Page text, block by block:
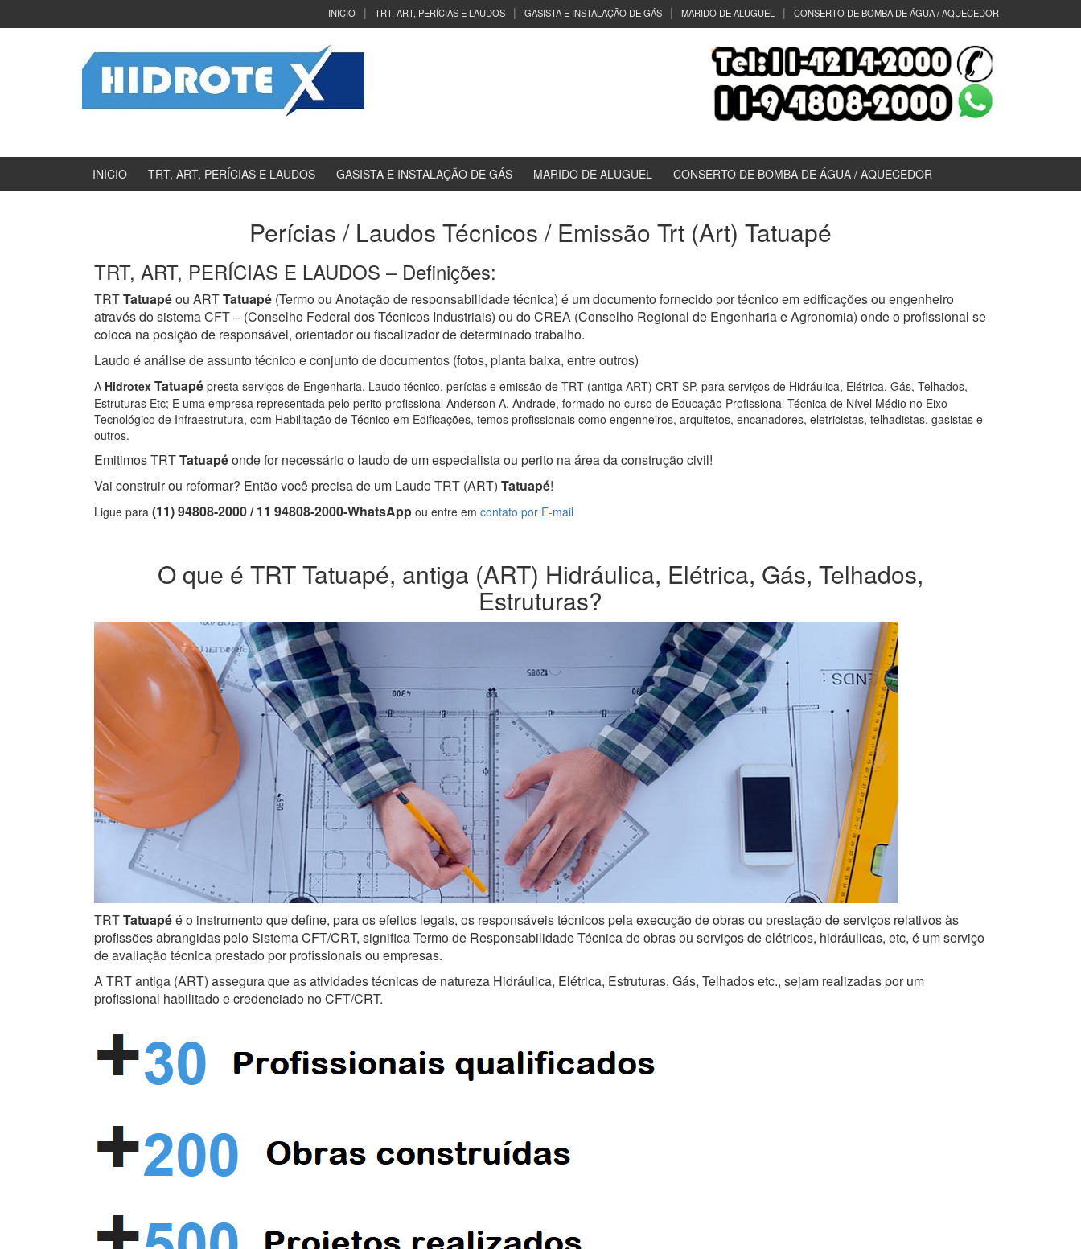
INICIO TRT, ART, PERÍCIAS E LAUDOS GASISTA E INSTALAÇÃO DE GÁS MARIDO DE ALUGUEL CONSERTO DE BOMBA DE ÁGUA / AQUECEDOR
INICIO TRT, ART, PERÍCIAS E LAUDOS GASISTA E INSTALAÇÃO DE GÁS MARIDO DE ALUGUEL CONSERTO DE BOMBA DE ÁGUA / AQUECEDOR
Perícias / Laudos Técnicos / Emissão Trt (Art) Tatuapé
TRT, ART, PERÍCIAS E LAUDOS – Definições:
TRTTatuapéou ARTTatuapé (Termo ou Anotação de responsabilidade técnica) é um documento fornecido por técnico em edificações ou engenheiro
através do sistema CFT – (Conselho Federal dos Técnicos Industriais) ou do CREA (Conselho Regional de Engenharia e Agronomia) onde o profissional se
coloca na posição de responsável, orientador ou fiscalizador de determinado trabalho.
Laudo é análise de assunto técnico e conjunto de documentos (fotos, planta baixa, entre outros)
A Hidrotex Tatuapé presta serviços de Engenharia, Laudo técnico, perícias e emissão de TRT (antiga ART) CRT SP, para serviços de Hidráulica, Elétrica, Gás, Telhados,
Estruturas Etc; E uma empresa representada pelo perito profissional Anderson A. Andrade, formado no curso de Educação Profissional Técnica de Nível Médio no Eixo
Tecnológico de Infraestrutura, com Habilitação de Técnico em Edificações, temos profissionais como engenheiros, arquitetos, encanadores, eletricistas, telhadistas, gasistas e
outros.
Emitimos TRTTatuapéonde for necessário o laudo de um especialista ou perito na área da construção civil!
Vai construir ou reformar? Então você precisa de um Laudo TRT (ART) Tatuapé!
Ligue para (11) 94808-2000 / 11 94808-2000-WhatsApp ou entre em contato por E-mail
O que é TRT Tatuapé, antiga (ART) Hidráulica, Elétrica, Gás, Telhados,
Estruturas?
TRTTatuapéé o instrumento que define, para os efeitos legais, os responsáveis técnicos pela execução de obras ou prestação de serviços relativos às
profissões abrangidas pelo Sistema CFT/CRT, significa Termo de Responsabilidade Técnica de obras ou serviços de elétricos, hidráulicas, etc, é um serviço
de avaliação técnica prestado por profissionais ou empresas.
A TRT antiga (ART) assegura que as atividades técnicas de natureza Hidráulica, Elétrica, Estruturas, Gás, Telhados etc., sejam realizadas por um
profissional habilitado e credenciado no CFT/CRT.